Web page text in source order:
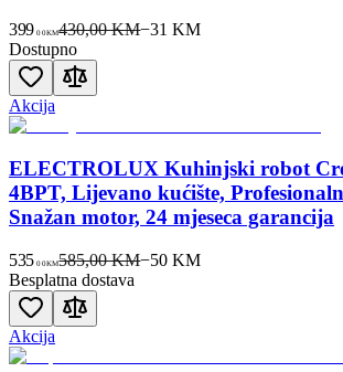
399 00KM430,00 KM−31 KM
Dostupno
Akcija
ELECTROLUX Kuhinjski robot
4BPT, Lijevano kućište,
Snažan motor, 24 mjeseca garancija
535 00KM585,00 KM−50 KM
Besplatna dostava
Akcija